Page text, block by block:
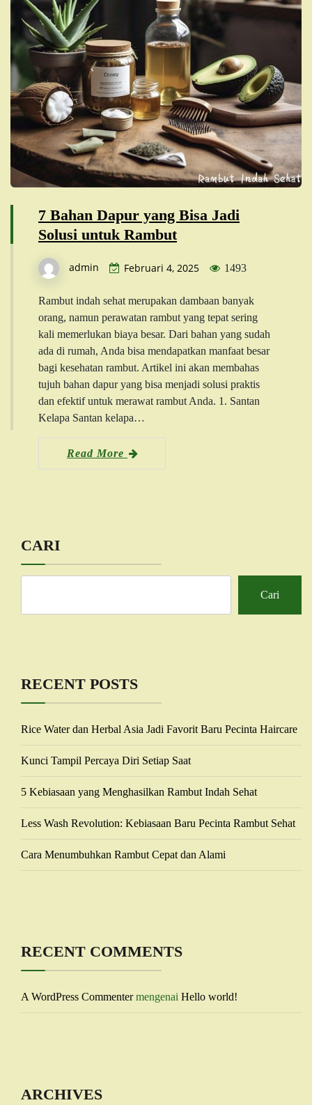
7 Bahan Dapur yang Bisa Jadi
Solusi untuk Rambut
admin Februari 4, 2025 1493
Rambut indah sehat merupakan dambaan banyak
orang, namun perawatan rambut yang tepat sering
kali memerlukan biaya besar. Dari bahan yang sudah
ada di rumah, Anda bisa mendapatkan manfaat besar
bagi kesehatan rambut. Artikel ini akan membahas
tujuh bahan dapur yang bisa menjadi solusi praktis
dan efektif untuk merawat rambut Anda. 1. Santan
Kelapa Santan kelapa…
Read More
CARI
Cari
RECENT POSTS
Rice Water dan Herbal Asia Jadi Favorit Baru Pecinta Haircare
Kunci Tampil Percaya Diri Setiap Saat
5 Kebiasaan yang Menghasilkan Rambut Indah Sehat
Less Wash Revolution: Kebiasaan Baru Pecinta Rambut Sehat
Cara Menumbuhkan Rambut Cepat dan Alami
RECENT COMMENTS
A WordPress Commentermengenai Hello world!
ARCHIVES